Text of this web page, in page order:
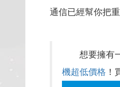
通信已經幫你把
想要擁有一
機超低價格 ！